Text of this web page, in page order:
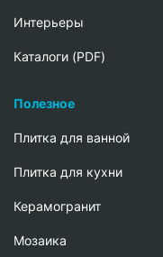
Интерьеры
Каталоги (PDF)
Полезное
Плитка для ванной
Плитка для кухни
Керамогранит
Мозаика